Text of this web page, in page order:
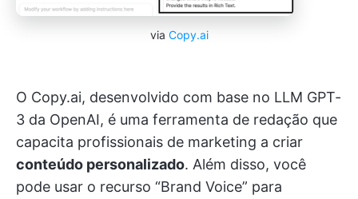
via Copy.ai
O Copy.ai, desenvolvido com base no LLM GPT-
3 da OpenAI, é uma ferramenta de redação que
capacita profissionais de marketing a criar
conteúdo personalizado. Além disso, você
pode usar o recurso “Brand Voice” para